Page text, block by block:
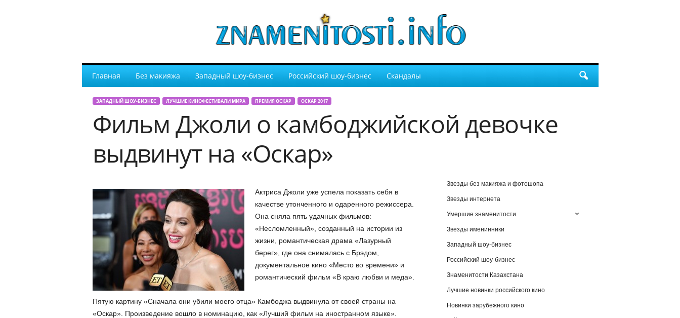
Главная Без макияжа Западный шоу-бизнес Российский шоу-бизнес Скандалы
ЗАПАДНЫЙ ШОУ-БИЗНЕС ЛУЧШИЕ КИНОФЕСТИВАЛИ МИРА ПРЕМИЯ ОСКАР ОСКАР 2017
Фильм Джоли о камбоджийской девочке
выдвинут на «Оскар»
Актриса Джоли уже успела показать себя в
качестве утонченного и одаренного режиссера.
Она сняла пять удачных фильмов:
«Несломленный», созданный на истории из
жизни, романтическая драма «Лазурный
берег», где она снималась с Брэдом,
документальное кино «Место во времени» и
романтический фильм «В краю любви и меда».
Пятую картину «Сначала они убили моего отца» Камбоджа выдвинула от своей страны на
«Оскар». Произведение вошло в номинацию, как «Лучший фильм на иностранном языке».
Звезды без макияжа и фотошопа
Звезды интернета
Умершие знаменитости
Звезды именинники
Западный шоу-бизнес
Российский шоу-бизнес
Знаменитости Казахстана
Лучшие новинки российского кино
Новинки зарубежного кино